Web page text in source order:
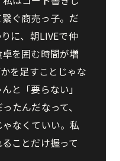
ぐ商売っ子。だ
に、朝LIVEで仲
を囲む時間が増
を足すことじゃな
と「要らない」
たんだなって、
なくていい。私
ことだけ握って